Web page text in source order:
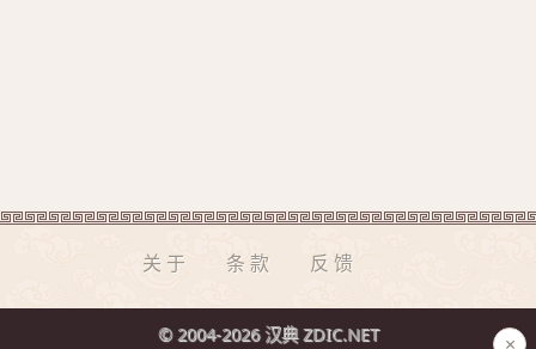
关于 条款 反馈
© 2004-2026 汉典 ZDIC.NET ×